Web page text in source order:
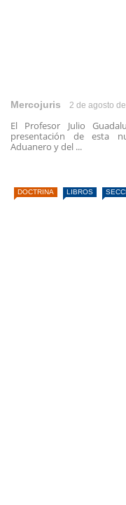
Mercojuris 2 de agosto
El Profesor Julio
presentación de esta
Aduanero y del ...
DOCTRINA LIBROS